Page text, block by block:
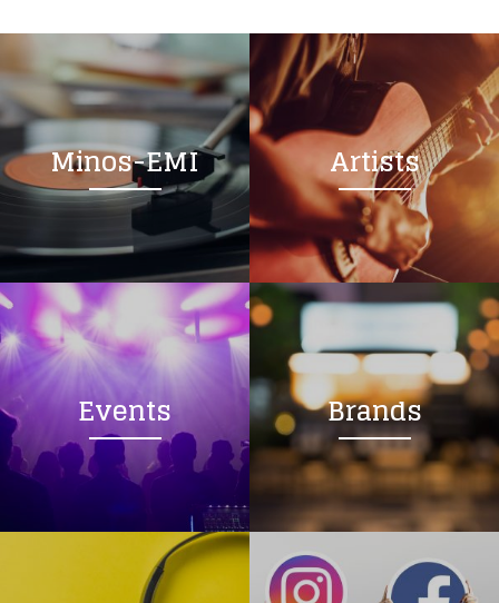
Minos-EMI Artists
Events Brands
Loading your form, please wait...